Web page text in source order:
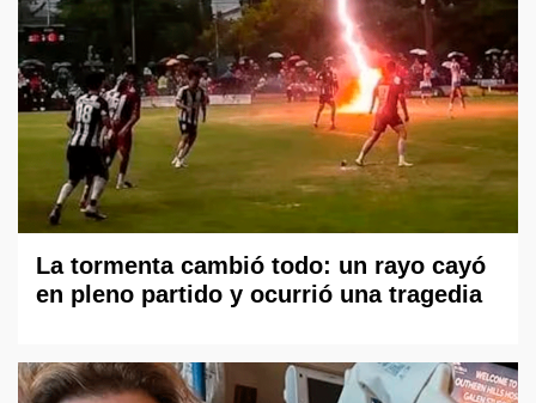
La tormenta cambió todo: un rayo cayó
en pleno partido y ocurrió una tragedia